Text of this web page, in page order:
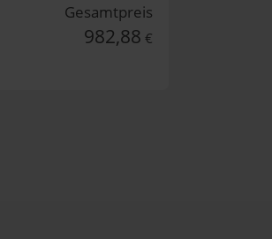
Gesamtpreis
982,88 €